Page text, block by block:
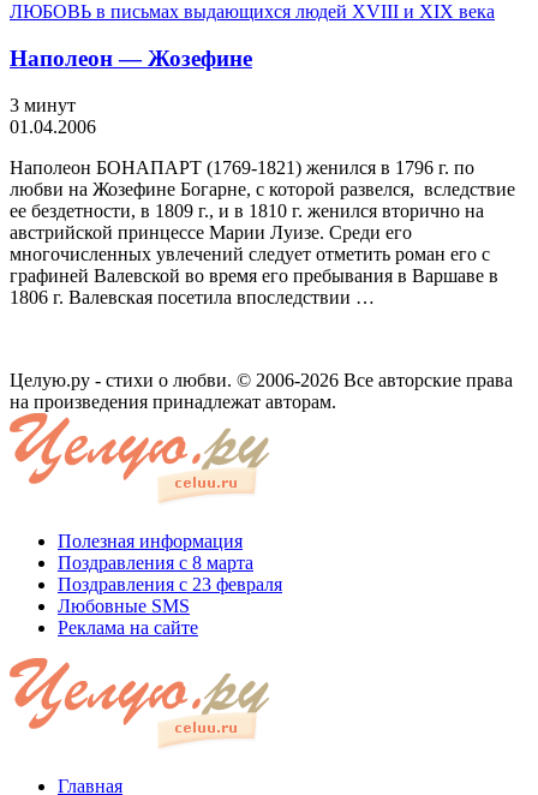
ЛЮБОВЬ в письмах выдающихся людей XVIII и XIX века
Наполеон — Жозефине
3 минут
01.04.2006
Наполеон БОНАПАРТ (1769-1821) же­нился в 1796 г. по
любви на Жозефине Богарне, с которой развелся, вследствие
ее бездетности, в 1809 г., и в 1810 г. женил­ся вторично на
австрийской принцессе Марии­ Луизе. Среди его
многочисленных увлечений следует отметить роман его с
графиней Валевской во время его пребывания в Вар­шаве в
1806 г. Валевская посетила впослед­ствии …
Целую.ру - стихи о любви. © 2006-2026 Все авторские права
на произведения принадлежат авторам.
Полезная информация
Поздравления с 8 марта
Поздравления с 23 февраля
Любовные SMS
Реклама на сайте
Главная